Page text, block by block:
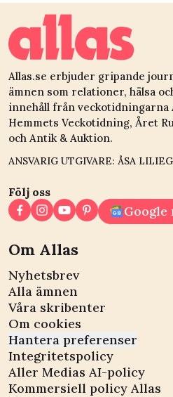
Allas.se erbjuder gripande
ämnen som relationer, hälsa
innehåll från veckotidningarna
Hemmets Veckotidning, Året
och Antik & Auktion.
ANSVARIG UTGIVARE: ÅSA
Följ oss
Om Allas
Nyhetsbrev
Alla ämnen
Våra skribenter
Om cookies
Hantera preferenser
Integritetspolicy
Aller Medias AI-policy
Kommersiell policy Allas